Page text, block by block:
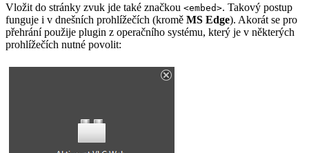
Vložit do stránky zvuk jde také značkou <embed>. Takový postup
funguje i v dnešních prohlížečích (kromě MS Edge). Akorát se pro
přehrání použije plugin z operačního systému, který je v některých
prohlížečích nutné povolit: